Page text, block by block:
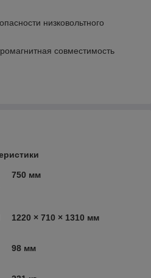
низковольтного
совместимость
750 мм
1220 × 710 × 1310 мм
98 мм